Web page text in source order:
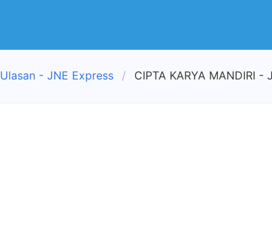
Ulasan - JNE Express CIPTA KARYA MANDIRI